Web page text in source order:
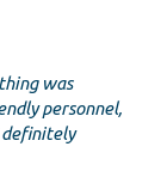
was
personnel,
definitely